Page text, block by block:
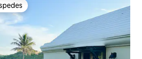
dos hóspedes